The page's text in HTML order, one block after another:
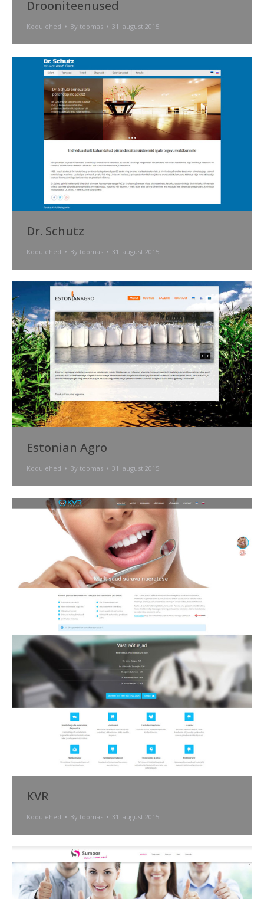
Drooniteenused
Kodulehed By toomas 31. august 2015
Dr. Schutz
Kodulehed By toomas 31. august 2015
Estonian Agro
Kodulehed By toomas 31. august 2015
KVR
Kodulehed By toomas 31. august 2015